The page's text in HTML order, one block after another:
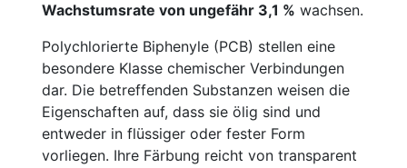
Wachstumsrate von ungefähr 3,1 % wachsen.
Polychlorierte Biphenyle (PCB) stellen eine
besondere Klasse chemischer Verbindungen
dar. Die betreffenden Substanzen weisen die
Eigenschaften auf, dass sie ölig sind und
entweder in flüssiger oder fester Form
vorliegen. Ihre Färbung reicht von transparent